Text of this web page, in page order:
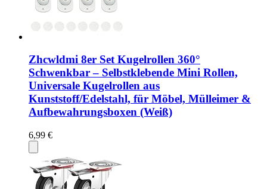
Zhcwldmi 8er Set Kugelrollen 360°
Schwenkbar – Selbstklebende Mini Rollen,
Universale Kugelrollen aus
Kunststoff/Edelstahl, für Möbel, Mülleimer &
Aufbewahrungsboxen (Weiß)
6,99 €